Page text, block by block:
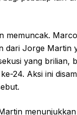
memuncak.
dari Jorge Martin
yang brilian,
24. Aksi ini